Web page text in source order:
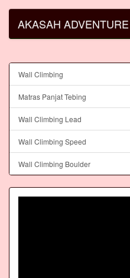
AKASAH ADVENTURE
Wall Climbing
Matras Panjat Tebing
Wall Climbing Lead
Wall Climbing Speed
Wall Climbing Boulder